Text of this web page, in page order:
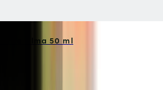
Alma 50 ml